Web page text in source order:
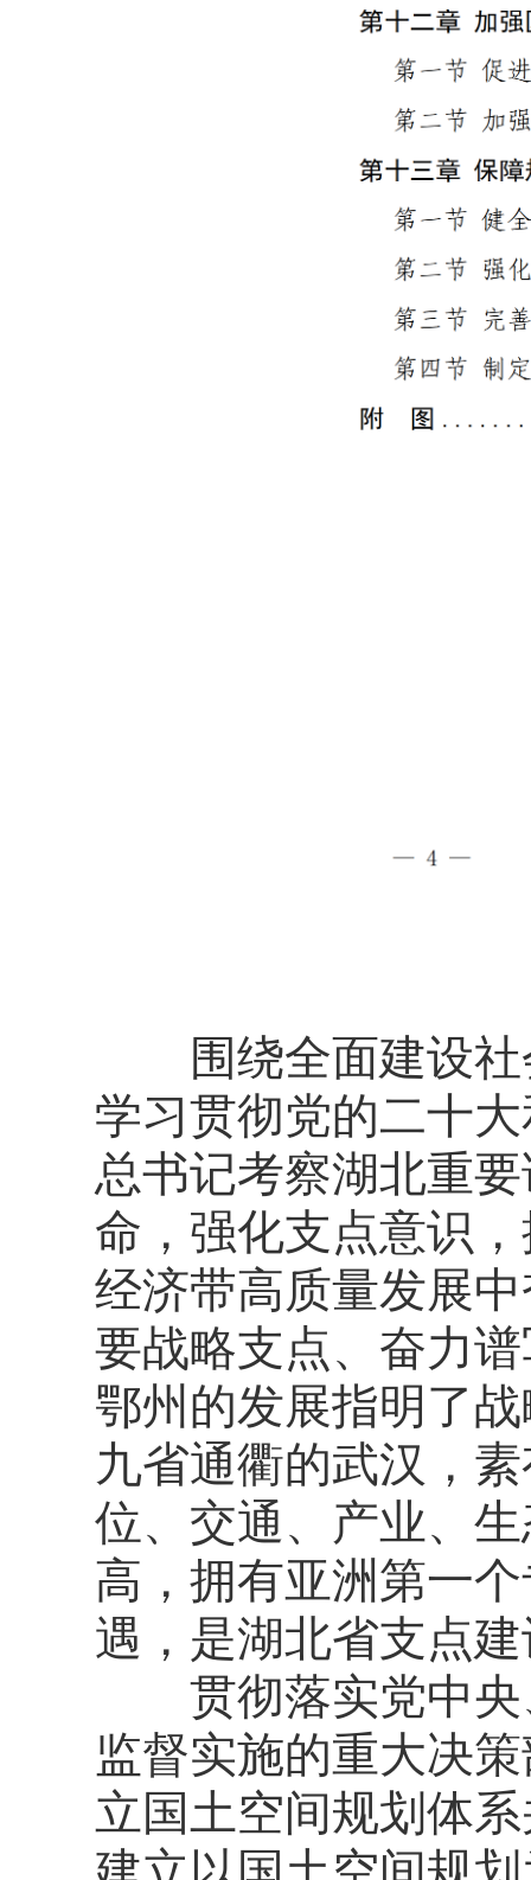
围绕全面建设社
学习贯彻党的二十
总书记考察湖北重
命，强化支点意识
经济带高质量发展
要战略支点、奋力
鄂州的发展指明了
九省通衢的武汉，
位、交通、产业、
高，拥有亚洲第一
遇，是湖北省支点
贯彻落实党中央
监督实施的重大决
立国土空间规划体